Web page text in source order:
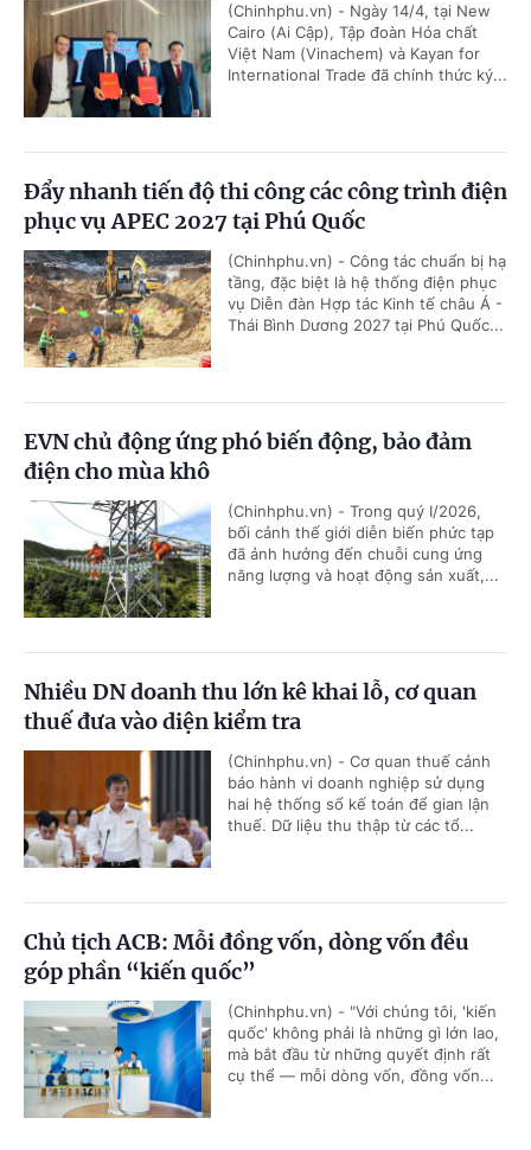
(Chinhphu.vn) - Ngày 14/4, tại New
Cairo (Ai Cập), Tập đoàn Hóa chất
Việt Nam (Vinachem) và Kayan for
International Trade đã chính thức ký...
Đẩy nhanh tiến độ thi công các công trình điện
phục vụ APEC 2027 tại Phú Quốc
(Chinhphu.vn) - Công tác chuẩn bị hạ
tầng, đặc biệt là hệ thống điện phục
vụ Diễn đàn Hợp tác Kinh tế châu Á -
Thái Bình Dương 2027 tại Phú Quốc...
EVN chủ động ứng phó biến động, bảo đảm
điện cho mùa khô
(Chinhphu.vn) - Trong quý I/2026,
bối cảnh thế giới diễn biến phức tạp
đã ảnh hưởng đến chuỗi cung ứng
năng lượng và hoạt động sản xuất,...
Nhiều DN doanh thu lớn kê khai lỗ, cơ quan
thuế đưa vào diện kiểm tra
(Chinhphu.vn) - Cơ quan thuế cảnh
báo hành vi doanh nghiệp sử dụng
hai hệ thống sổ kế toán để gian lận
thuế. Dữ liệu thu thập từ các tổ...
Chủ tịch ACB: Mỗi đồng vốn, dòng vốn đều
góp phần “kiến quốc”
(Chinhphu.vn) - "Với chúng tôi, 'kiến
quốc' không phải là những gì lớn lao,
mà bắt đầu từ những quyết định rất
cụ thể — mỗi dòng vốn, đồng vốn...